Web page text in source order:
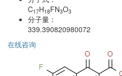
C17H18FN3O3
分子量：
339.390820980072
在线咨询